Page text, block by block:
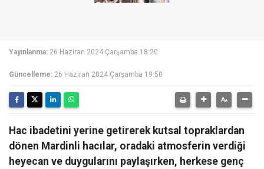
Yayınlanma: 26 Haziran 2024 Çarşamba 18:20
Güncelleme: 26 Haziran 2024 Çarşamba 19:50
Hac ibadetini yerine getirerek kutsal topraklardan
dönen Mardinli hacılar, oradaki atmosferin verdiği
heyecan ve duygularını paylaşırken, herkese genç